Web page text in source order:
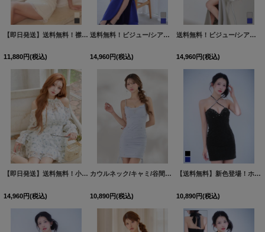
【即日発送】送料無料！襟付き/フロントジップ/ビジュー/レース/セットアップ/2ピース/ノースリーブ/Aライン/ミニドレス/キャバドレス【XS-Lサイズ/2カラー】[OF01]【SB】dzjvSK
11,880円(税込)
送料無料！ビジュー/シアー/ワンショル/無地/ストレッチ/タイト/スリット/ロングドレス/キャバドレス【S-Lサイズ/2カラー】[OF03]【YN】dzwvCA
14,960円(税込)
送料無料！ビジュー/シアー/ワンショル/無地/ストレッチ/タイト/スリット/ロングドレス/キャバドレス【S-Lサイズ/2カラー】[OF03]【YN】dzwvCA
14,960円(税込)
【即日発送】送料無料！小花柄/アメスリ/オープンショルダー/シアー/シフォン生地/ロングスリーブ/ティアード/フレアスカート/ミニドレス/キャバドレス【XS-Mサイズ/1カラー】[OF03]【YN】dzwsIA
14,960円(税込)
カウルネック/キャミ/谷間見せ/ギャザー/シャーリング/タイト/ビジュー/ミニドレス/キャバドレス【XS-Lサイズ/1カラー】[OF03-U] dzj
10,890円(税込)
【送料無料】新色登場！ホルターネック/ビジュー/ラメ生地/ノースリーブ/谷間見せ/ストレッチ/タイト/ミニドレス/キャバドレス【XS-Mサイズ/2カラー】[OF03]【YN】dzwvCAS
10,890円(税込)